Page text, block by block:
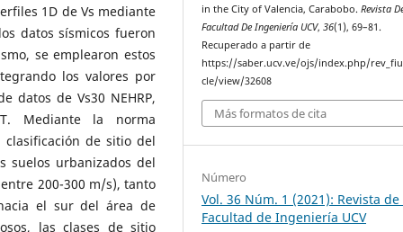
1D de Vs mediante
datos sísmicos fueron
se emplearon estos
los valores por
datos de Vs30 NEHRP,
Mediante la norma
clasificación de sitio del
suelos urbanizados del
200-300 m/s), tanto
el sur del área de
las clases de sitio
in the City of Valencia, Carabobo.Revista
Facultad De Ingeniería UCV,36(1), 69–81.
Recuperado a partir de
https://saber.ucv.ve/ojs/index.php/
cle/view/32608
Más formatos de cita
Número
Vol. 36 Núm. 1 (2021): Revista de
Facultad de Ingeniería UCV